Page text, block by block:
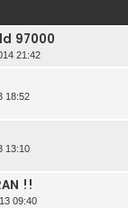
97000
21:42
18:52
13:10
!!
09:40